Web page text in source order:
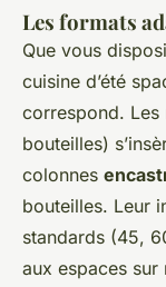
Les formats
Que vous
cuisine d’été
correspond. Les
bouteilles)
colonnes
bouteilles. Leur
standards (45,
aux espaces sur